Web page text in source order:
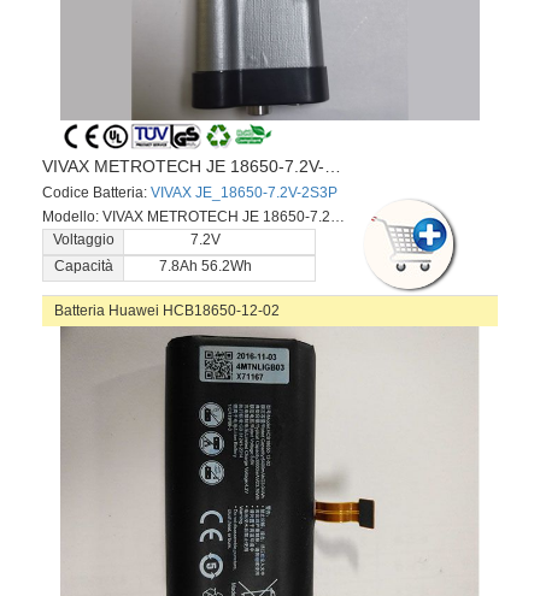
Codice Batteria: VIVAX JE_18650-7.2V-2S3P
Modello: VIVAX METROTECH JE 18650-7.2V-2S3P
Voltaggio
7.2V
Capacità
7.8Ah 56.2Wh
Batteria Huawei HCB18650-12-02